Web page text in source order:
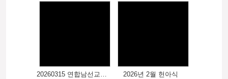
20260315 연합남선교회 헌신예배 2026년 2월 헌아식